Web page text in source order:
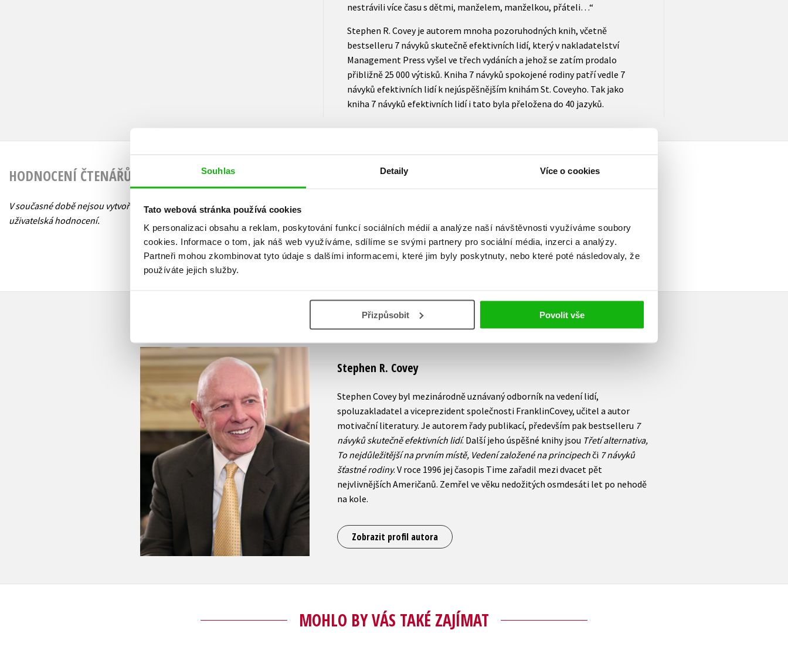
Souhlas Detaily Více o cookies
Tato webová stránka používá cookies
K personalizaci obsahu a reklam, poskytování funkcí sociálních médií a analýze naší návštěvnosti využíváme soubory
cookies. Informace o tom, jak náš web využíváme, sdílíme se svými partnery pro sociální média, inzerci a analýzy.
Partneři mohou zkombinovat tyto údaje s dalšími informacemi, které jim byly poskytnuty, nebo které poté následovaly, že
používáte jejich služby.
Přizpůsobit Povolit vše
nestrávili více času s dětmi, manželem, manželkou, přáteli…“
Stephen R. Covey je autorem mnoha pozoruhodných knih, včetně
bestselleru 7 návyků skutečně efektivních lidí, který v nakladatelství
Management Press vyšel ve třech vydáních a jehož se zatím prodalo
přibližně 25 000 výtisků. Kniha 7 návyků spokojené rodiny patří vedle 7
návyků efektivních lidí k nejúspěšnějším knihám St. Coveyho. Tak jako
kniha 7 návyků efektivních lidí i tato byla přeložena do 40 jazyků.
HODNOCENÍ ČTENÁŘŮ
V současné době nejsou vytvořena žádná
uživatelská hodnocení.
Vaše hodnocení
Uživatelskou recenzi mohou vkládat pouze registrovaní uživatelé
Přihlásit
AUTOR KNIHY
Stephen R. Covey
Stephen Covey byl mezinárodně uznávaný odborník na vedení lidí,
spoluzakladatel a viceprezident společnosti FranklinCovey, učitel a autor
motivační literatury. Je autorem řady publikací, především pak bestselleru 7
návyků skutečně efektivních lidí. Další jeho úspěšné knihy jsou Třetí alternativa,
To nejdůležitější na prvním místě, Vedení založené na principechči 7 návyků
šťastné rodiny. V roce 1996 jej časopis Time zařadil mezi dvacet pět
nejvlivnějších Američanů. Zemřel ve věku nedožitých osmdesáti let po nehodě
na kole.
Zobrazit profil autora
MOHLO BY VÁS TAKÉ ZAJÍMAT